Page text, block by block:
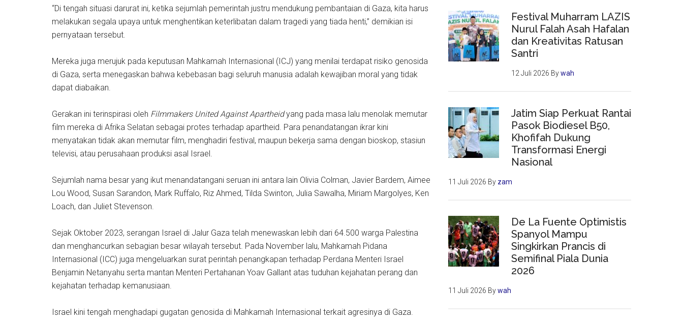
“Di tengah situasi darurat ini, ketika sejumlah pemerintah justru mendukung pembantaian di Gaza, kita harus
melakukan segala upaya untuk menghentikan keterlibatan dalam tragedi yang tiada henti,” demikian isi
pernyataan tersebut.
Mereka juga merujuk pada keputusan Mahkamah Internasional (ICJ) yang menilai terdapat risiko genosida
di Gaza, serta menegaskan bahwa kebebasan bagi seluruh manusia adalah kewajiban moral yang tidak
dapat diabaikan.
Gerakan ini terinspirasi oleh Filmmakers United Against Apartheidyang pada masa lalu menolak memutar
film mereka di Afrika Selatan sebagai protes terhadap apartheid. Para penandatangan ikrar kini
menyatakan tidak akan memutar film, menghadiri festival, maupun bekerja sama dengan bioskop, stasiun
televisi, atau perusahaan produksi asal Israel.
Sejumlah nama besar yang ikut menandatangani seruan ini antara lain Olivia Colman, Javier Bardem, Aimee
Lou Wood, Susan Sarandon, Mark Ruffalo, Riz Ahmed, Tilda Swinton, Julia Sawalha, Miriam Margolyes, Ken
Loach, dan Juliet Stevenson.
Sejak Oktober 2023, serangan Israel di Jalur Gaza telah menewaskan lebih dari 64.500 warga Palestina
dan menghancurkan sebagian besar wilayah tersebut. Pada November lalu, Mahkamah Pidana
Internasional (ICC) juga mengeluarkan surat perintah penangkapan terhadap Perdana Menteri Israel
Benjamin Netanyahu serta mantan Menteri Pertahanan Yoav Gallant atas tuduhan kejahatan perang dan
kejahatan terhadap kemanusiaan.
Israel kini tengah menghadapi gugatan genosida di Mahkamah Internasional terkait agresinya di Gaza.
Festival Muharram LAZIS
Nurul Falah Asah Hafalan
dan Kreativitas Ratusan
Santri
12 Juli 2026 Bywah
Jatim Siap Perkuat Rantai
Pasok Biodiesel B50,
Khofifah Dukung
Transformasi Energi
Nasional
11 Juli 2026 By zam
De La Fuente Optimistis
Spanyol Mampu
Singkirkan Prancis di
Semifinal Piala Dunia
2026
11 Juli 2026 Bywah